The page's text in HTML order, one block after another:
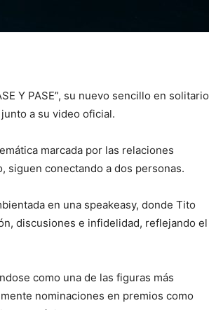
Y PASE”, su nuevo sencillo en solitario
a su video oficial.
marcada por las relaciones
siguen conectando a dos personas.
en una speakeasy, donde Tito
discusiones e infidelidad, reflejando el
como una de las figuras más
nominaciones en premios como